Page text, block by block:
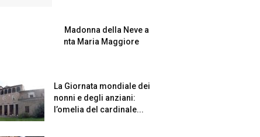
La Madonna della Neve a
Santa Maria Maggiore
La Giornata mondiale dei
nonni e degli anziani:
l’omelia del cardinale...